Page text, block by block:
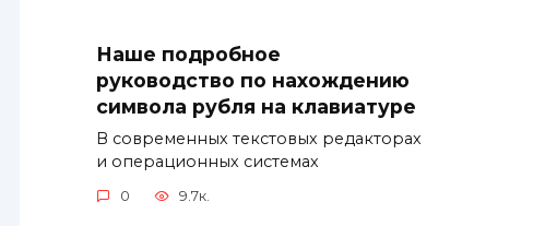
Наше подробное
руководство по нахождению
символа рубля на клавиатуре
В современных текстовых редакторах
и операционных системах
0 9.7к.